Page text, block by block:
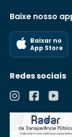
Baixe nosso
Baixar no
App Store
Redes sociais